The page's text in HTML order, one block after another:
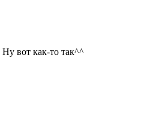
Ну вот как-то так^^